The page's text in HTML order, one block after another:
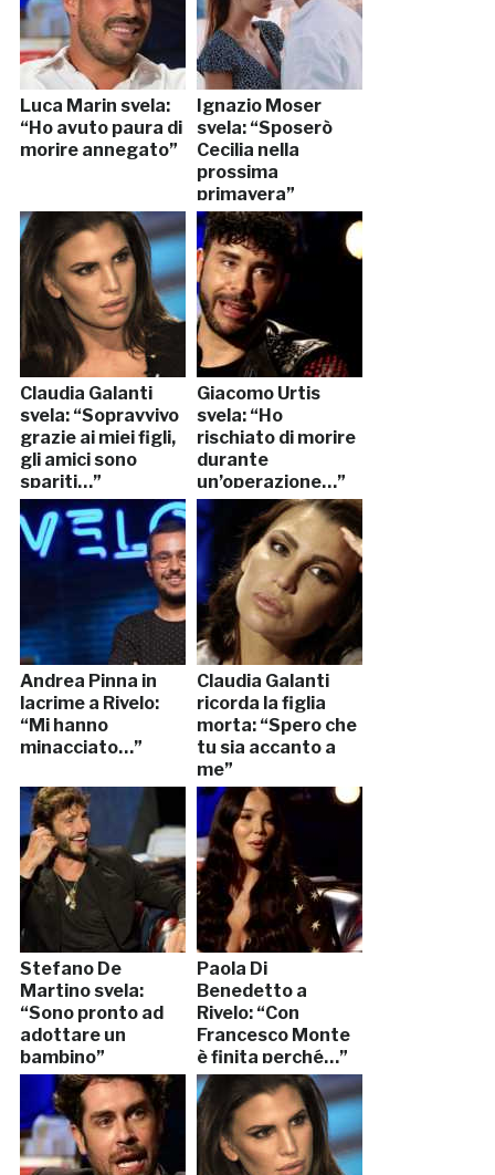
Luca Marin svela:
“Ho avuto paura di
morire annegato”
Ignazio Moser
svela: “Sposerò
Cecilia nella
prossima
primavera”
Claudia Galanti
svela: “Sopravvivo
grazie ai miei figli,
gli amici sono
spariti…”
Giacomo Urtis
svela: “Ho
rischiato di morire
durante
un’operazione…”
Andrea Pinna in
lacrime a Rivelo:
“Mi hanno
minacciato…”
Claudia Galanti
ricorda la figlia
morta: “Spero che
tu sia accanto a
me”
Stefano De
Martino svela:
“Sono pronto ad
adottare un
bambino”
Paola Di
Benedetto a
Rivelo: “Con
Francesco Monte
è finita perché…”